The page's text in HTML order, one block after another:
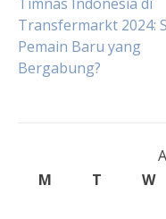
Post
navigation
Transfermarkt 2024:
Pemain Baru yang
Bergabung?
M
T W